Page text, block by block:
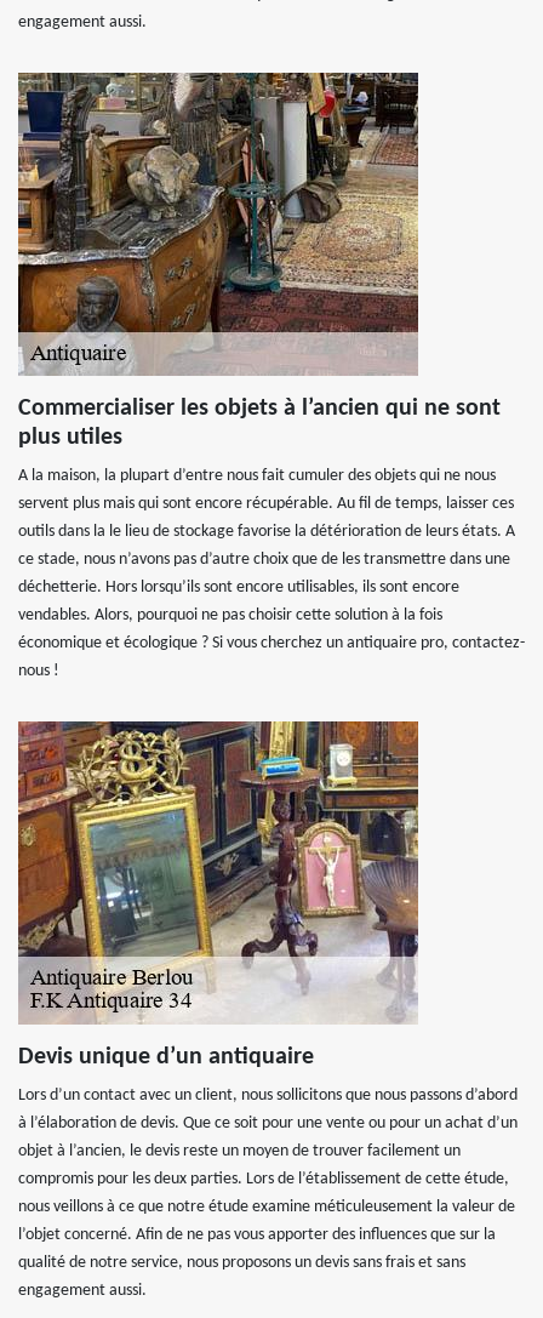
engagement aussi.
Commercialiser les objets à l’ancien qui ne sont
plus utiles
A la maison, la plupart d’entre nous fait cumuler des objets qui ne nous
servent plus mais qui sont encore récupérable. Au fil de temps, laisser ces
outils dans la le lieu de stockage favorise la détérioration de leurs états. A
ce stade, nous n’avons pas d’autre choix que de les transmettre dans une
déchetterie. Hors lorsqu’ils sont encore utilisables, ils sont encore
vendables. Alors, pourquoi ne pas choisir cette solution à la fois
économique et écologique ? Si vous cherchez un antiquaire pro, contactez-
nous !
Devis unique d’un antiquaire
Lors d’un contact avec un client, nous sollicitons que nous passons d’abord
à l’élaboration de devis. Que ce soit pour une vente ou pour un achat d’un
objet à l’ancien, le devis reste un moyen de trouver facilement un
compromis pour les deux parties. Lors de l’établissement de cette étude,
nous veillons à ce que notre étude examine méticuleusement la valeur de
l’objet concerné. Afin de ne pas vous apporter des influences que sur la
qualité de notre service, nous proposons un devis sans frais et sans
engagement aussi.